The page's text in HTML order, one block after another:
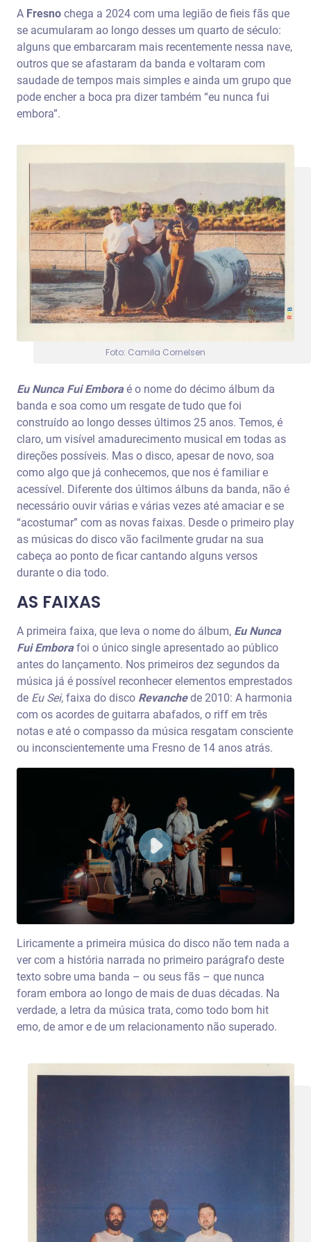
A Fresno chega a 2024 com uma legião de fieis fãs que
se acumularam ao longo desses um quarto de século:
alguns que embarcaram mais recentemente nessa nave,
outros que se afastaram da banda e voltaram com
saudade de tempos mais simples e ainda um grupo que
pode encher a boca pra dizer também “eu nunca fui
embora”.
Foto: Camila Cornelsen
Eu Nunca Fui Emboraé o nome do décimo álbum da
banda e soa como um resgate de tudo que foi
construído ao longo desses últimos 25 anos. Temos, é
claro, um visível amadurecimento musical em todas as
direções possíveis. Mas o disco, apesar de novo, soa
como algo que já conhecemos, que nos é familiar e
acessível. Diferente dos últimos álbuns da banda, não é
necessário ouvir várias e várias vezes até amaciar e se
“acostumar” com as novas faixas. Desde o primeiro play
as músicas do disco vão facilmente grudar na sua
cabeça ao ponto de ficar cantando alguns versos
durante o dia todo.
AS FAIXAS
A primeira faixa, que leva o nome do álbum, Eu Nunca
Fui Emborafoi o único single apresentado ao público
antes do lançamento. Nos primeiros dez segundos da
música já é possível reconhecer elementos emprestados
de Eu Sei, faixa do disco Revanchede 2010: A harmonia
com os acordes de guitarra abafados, o riff em três
notas e até o compasso da música resgatam consciente
ou inconscientemente uma Fresno de 14 anos atrás.
Liricamente a primeira música do disco não tem nada a
ver com a história narrada no primeiro parágrafo deste
texto sobre uma banda – ou seus fãs – que nunca
foram embora ao longo de mais de duas décadas. Na
verdade, a letra da música trata, como todo bom hit
emo, de amor e de um relacionamento não superado.